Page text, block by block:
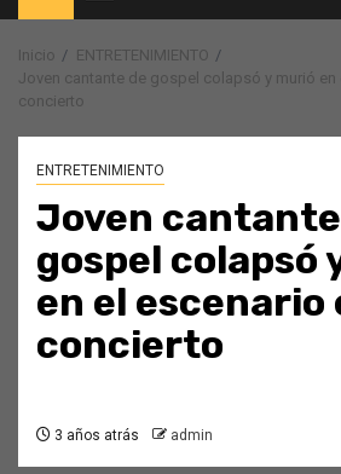
principal
Inicio
ENTRETENIMIENTO
Joven cantante de gospel colapsó y murió en
concierto
ENTRETENIMIENTO
Joven
gospel colapsó
en el escenario
concierto
3 años atrás admin